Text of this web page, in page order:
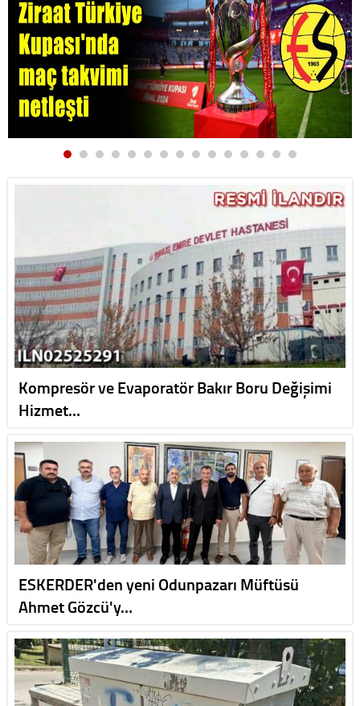
Kompresör ve Evaporatör Bakır Boru Değişimi
Hizmet…
ESKERDER'den yeni Odunpazarı Müftüsü
Ahmet Gözcü'y…